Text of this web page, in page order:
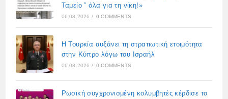
Ταμείο ” όλα για τη νίκη!»
06.08.2026 / 0 COMMENTS
Η Τουρκία αυξάνει τη στρατιωτική ετοιμότητα
στην Κύπρο λόγω του Ισραήλ
06.08.2026 / 0 COMMENTS
Ρωσική συγχρονισμένη κολυμβητές κέρδισε το